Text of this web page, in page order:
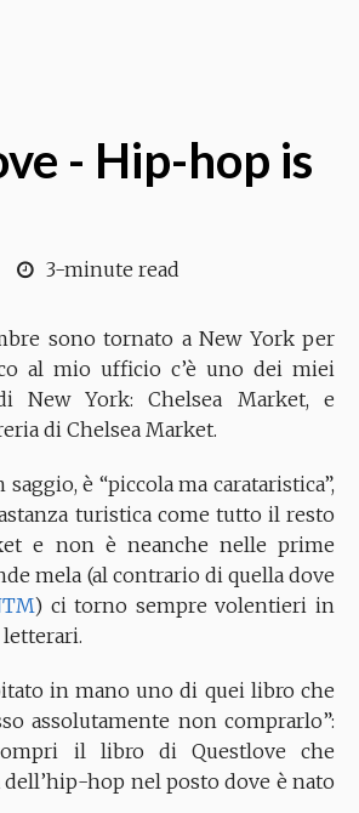
- Hip-hop is
3-minute read
sono tornato a New York per
al mio ufficio c’è uno dei miei
New York: Chelsea Market, e
di Chelsea Market.
è “piccola ma carataristica”,
turistica come tutto il resto
e non è neanche nelle prime
mela (al contrario di quella dove
) ci torno sempre volentieri in
in mano uno di quei libro che
assolutamente non comprarlo”:
il libro di Questlove che
dell’hip-hop nel posto dove è nato